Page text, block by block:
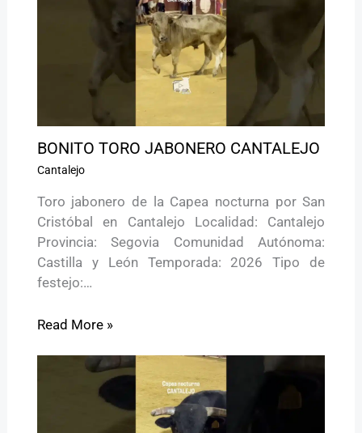
BONITO TORO JABONERO CANTALEJO
Cantalejo
Toro jabonero de la Capea nocturna por San
Cristóbal en Cantalejo Localidad: Cantalejo
Provincia: Segovia Comunidad Autónoma:
Castilla y León Temporada: 2026 Tipo de
festejo:…
Read More »